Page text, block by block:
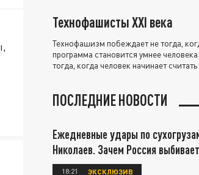
Технофашисты XXI века
Технофашизм побеждает не тогда,
программа становится умнее
тогда, когда человек начинает
ПОСЛЕДНИЕ НОВОСТИ
Ежедневные удары по
Николаев. Зачем Россия
18:21 ЭКСКЛЮЗИВ